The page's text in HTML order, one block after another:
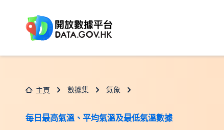
主頁 數據集 氣象
每日最高氣溫、平均氣溫及最低氣溫數據